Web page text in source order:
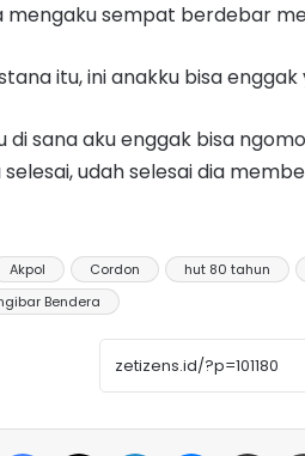
mengaku sempat berdebar
itu, ini anakku bisa enggak
di sana aku enggak bisa
udah selesai dia
Akpol Cordon hut 80 tahun
Bendera